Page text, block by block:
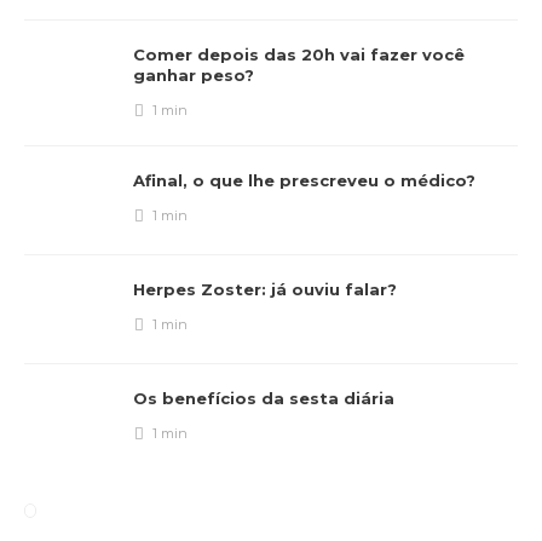
Comer depois das 20h vai fazer você
ganhar peso?
1 min
Afinal, o que lhe prescreveu o médico?
1 min
Herpes Zoster: já ouviu falar?
1 min
Os benefícios da sesta diária
1 min